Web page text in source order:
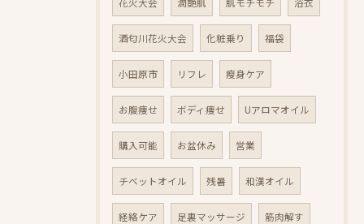
酒匂川花火大会 化粧乗り 福袋
小田原市 リフレ 瘦身ケア
お腹痩せ ボディ痩せ Uアロマオイル
購入可能 お盆休み 営業
チベットオイル 残暑 和漢オイル
経絡ケア 足裏マッサージ 筋肉解す